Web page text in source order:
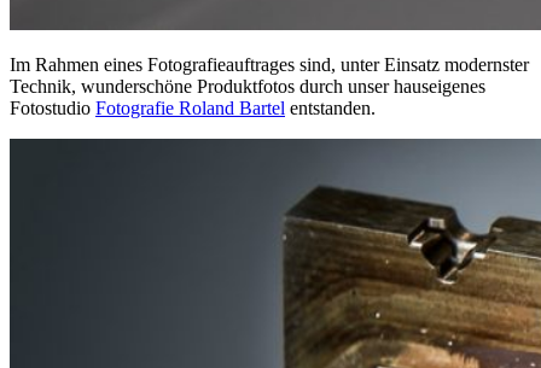
Im Rahmen eines Fotografieauftrages sind, unter Einsatz modernster
Technik, wunderschöne Produktfotos durch unser hauseigenes
Fotostudio Fotografie Roland Bartel entstanden.